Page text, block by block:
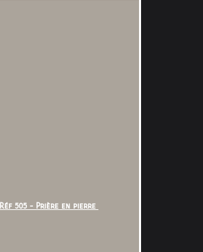
Réf 505 - Prière en pierre